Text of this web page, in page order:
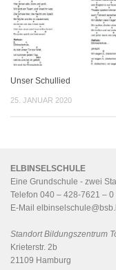
Unser Schullied
25. JANUAR 2020
ELBINSELSCHULE
Eine Grundschule - zwei
Telefon 040 – 428-7621 – 0
E-Mail
Standort Bildungszentrum
Krieterstr. 2b
21109 Hamburg